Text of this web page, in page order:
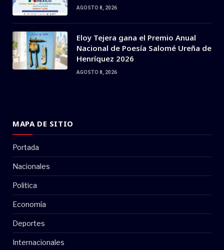
AGOSTO 8, 2026
Eloy Tejera gana el Premio Anual
Nacional de Poesía Salomé Ureña de
Henríquez 2026
AGOSTO 8, 2026
MAPA DE SITIO
Portada
Nacionales
Politica
Economía
Deportes
Internacionales